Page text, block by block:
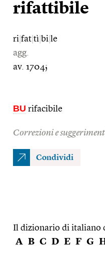
rifattibile
ri fat tì bi le
agg.
av. 1704;
BU rifacibile
Correzioni e
Condividi
Il dizionario di italiano
A B C D E F G